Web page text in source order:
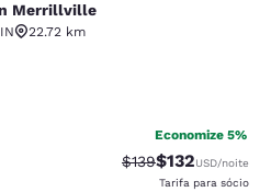
Merrillville
IN
22.72 km
2.9 estrelas. Razoável. 978 avaliações
Economize 5%
Tarifa anterior
$139Tarifa com
$132USD/noite
Tarifa para sócio